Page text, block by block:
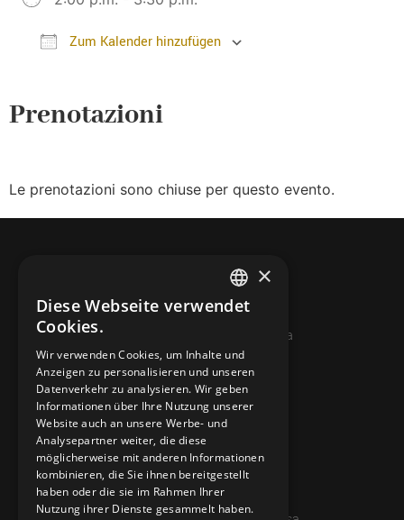
Zum Kalender hinzufügen
Prenotazioni
Le prenotazioni sono chiuse per questo evento.
© 2026 Miniera d’oro di Sessa
KONTAKTE
info@minieradoro.ch
091 608 11 25
079 127 20 80
ITALIAN
GERMAN
ENGLISH
×
Diese Webseite verwendet
Cookies.
Wir verwenden Cookies, um Inhalte und
Anzeigen zu personalisieren und unseren
Datenverkehr zu analysieren. Wir geben
Informationen über Ihre Nutzung unserer
Website auch an unsere Werbe- und
Analysepartner weiter, die diese
möglicherweise mit anderen Informationen
kombinieren, die Sie ihnen bereitgestellt
haben oder die sie im Rahmen Ihrer
Nutzung ihrer Dienste gesammelt haben.